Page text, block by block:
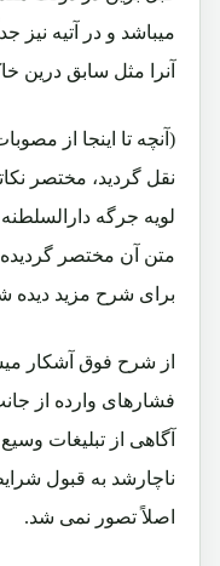
میباشد و در آتیه نیز
آنرا مثل سابق درین
(آنچه تا اینجا از
نقل گردید، مختصر
متن آن مختصر
برای شرح مزید دیده شود:
از شرح فوق آشکار
فشارهای وارده از
آگاهی از تبلیغات
ناچارشد به قبول
اصلاً تصور نمی شد.